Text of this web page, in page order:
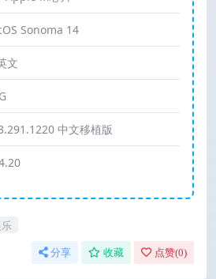
Sonoma 14
文
中文移植版
分享 收藏 点赞(0)